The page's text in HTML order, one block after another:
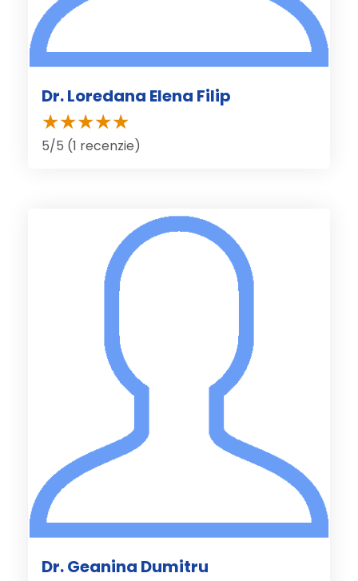
Dr. Loredana Elena Filip
5/5 (1 recenzie)
Dr. Geanina Dumitru